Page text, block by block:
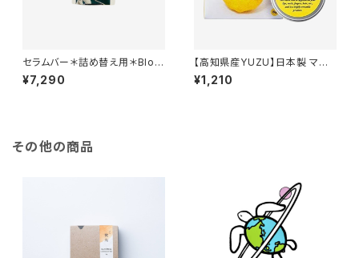
セラムバー＊詰め替え用＊Bloo
m Jelly Serum Bar by Dew
Mighty＊
¥7,290
【高知県産YUZU】日本製 マル
チバーム リップ＆ネイル ワセリ
ン
¥1,210
その他の商品